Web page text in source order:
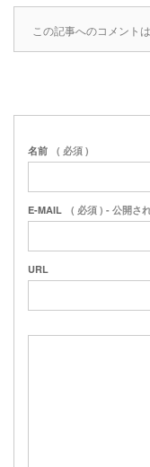
この記事へのコメント
名前 ( 必須 )
E-MAIL ( 必須 ) - 公開さ
URL